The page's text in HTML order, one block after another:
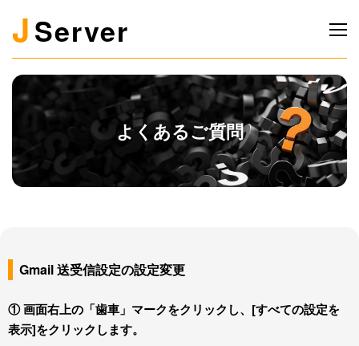
JServer
よくあるご質問
Gmail 送受信設定の設定変更
① 画面右上の「歯車」マークをクリックし、[すべての設定を
表示]をクリックします。